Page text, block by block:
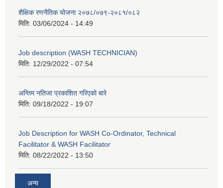
शैक्षिक रणनैतिक योजना २०७८/०७९-२०८१/०८२
मिति: 03/06/2024 - 14:49
Job description (WASH TECHNICIAN)
मिति: 12/29/2022 - 07:54
अन्तिम नतिजा प्रकाशित गरिएको बारे
मिति: 09/18/2022 - 19:07
Job Description for WASH Co-Ordinator, Technical
Facilitator & WASH Facilitator
मिति: 08/22/2022 - 13:50
अन्य